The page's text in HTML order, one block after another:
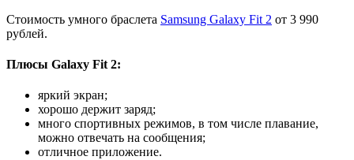
Стоимость умного браслета Samsung Galaxy Fit 2 от 3 990
рублей.
Плюсы Galaxy Fit 2:
яркий экран;
хорошо держит заряд;
много спортивных режимов, в том числе плавание,
можно отвечать на сообщения;
отличное приложение.